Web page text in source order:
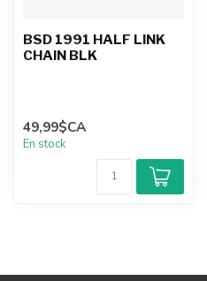
BSD 1991 HALF LINK
CHAIN BLK
49,99$CA
En stock